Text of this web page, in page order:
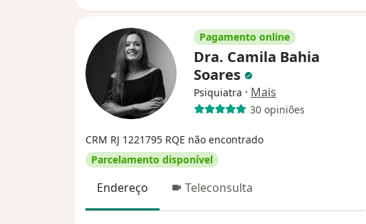
Pagamento online
Dra. Camila Bahia
Soares
Psiquiatra · Mais
30 opiniões
CRM RJ 1221795 RQE não encontrado
Parcelamento disponível
Endereço Teleconsulta